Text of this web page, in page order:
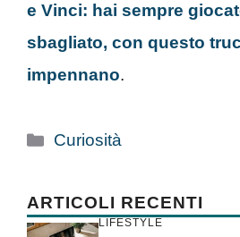
e Vinci: hai sempre
sbagliato, con questo
impennano.
Categorie
Curiosità
ARTICOLI RECENTI
LIFESTYLE